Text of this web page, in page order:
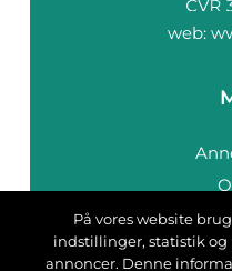
web:
På vores website
indstillinger, statistik
annoncer. Denne